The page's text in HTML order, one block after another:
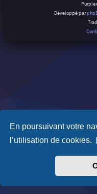
En poursuivant votre
l’utilisation de cookies.
Développé par